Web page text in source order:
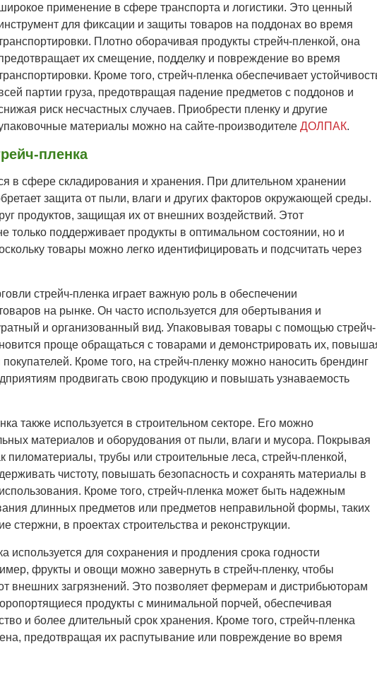
применение в сфере транспорта и логистики. Это ценный
для фиксации и защиты товаров на поддонах во время
Плотно оборачивая продукты стрейч-пленкой, она
их смещение, подделку и повреждение во время
Кроме того, стрейч-пленка обеспечивает
партии груза, предотвращая падение предметов с поддонов и
риск несчастных случаев. Приобрести пленку и другие
материалы можно на сайте-производителе ДОЛПАК.
пленка
в сфере складирования и хранения. При длительном хранении
защита от пыли, влаги и других факторов окружающей среды.
продуктов, защищая их от внешних воздействий. Этот
только поддерживает продукты в оптимальном состоянии, но и
товары можно легко идентифицировать и подсчитать через
стрейч-пленка играет важную роль в обеспечении
на рынке. Он часто используется для обертывания и
и организованный вид. Упаковывая товары с помощью стрейч-
проще обращаться с товарами и демонстрировать их,
Кроме того, на стрейч-пленку можно наносить брендинг
продвигать свою продукцию и повышать узнаваемость
также используется в строительном секторе. Его можно
материалов и оборудования от пыли, влаги и мусора. Покрывая
пиломатериалы, трубы или строительные леса, стрейч-пленкой,
чистоту, повышать безопасность и сохранять материалы в
Кроме того, стрейч-пленка может быть надежным
длинных предметов или предметов неправильной формы, таких
стержни, в проектах строительства и реконструкции.
используется для сохранения и продления срока годности
фрукты и овощи можно завернуть в стрейч-пленку, чтобы
внешних загрязнений. Это позволяет фермерам и дистрибьюторам
продукты с минимальной порчей, обеспечивая
и более длительный срок хранения. Кроме того, стрейч-пленка
предотвращая их распутывание или повреждение во время